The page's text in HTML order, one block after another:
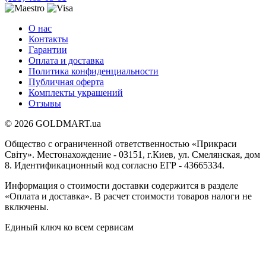
О нас
Контакты
Гарантии
Оплата и доставка
Политика конфиденциальности
Публичная оферта
Комплекты украшений
Отзывы
© 2026 GOLDMART.ua
Общество с ограниченной ответственностью «Прикраси
Світу». Местонахождение - 03151, г.Киев, ул. Смелянская, дом
8. Идентификационный код согласно ЕГР - 43665334.
Информация о стоимости доставки содержится в разделе
«Оплата и доставка». В расчет стоимости товаров налоги не
включены.
Единый ключ ко всем сервисам